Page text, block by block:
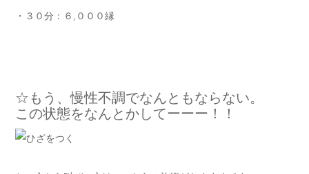
・３０分：６,０００縁
☆もう、慢性不調でなんともならない。
この状態をなんとかしてーーー！！